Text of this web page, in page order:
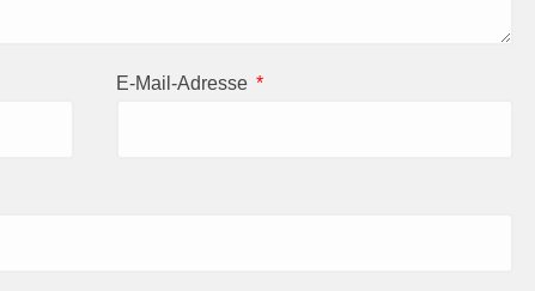
E-Mail-Adresse *